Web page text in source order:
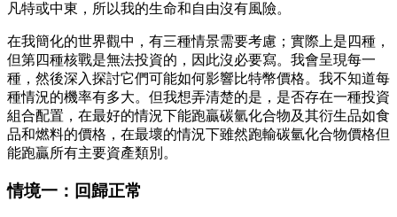
凡特或中東，所以我的生命和自由沒有風險。
在我簡化的世界觀中，有三種情景需要考慮；實際上是四種，
但第四種核戰是無法投資的，因此沒必要寫。我會呈現每一
種，然後深入探討它們可能如何影響比特幣價格。我不知道每
種情況的機率有多大。但我想弄清楚的是，是否存在一種投資
組合配置，在最好的情況下能跑贏碳氫化合物及其衍生品如食
品和燃料的價格，在最壞的情況下雖然跑輸碳氫化合物價格但
能跑贏所有主要資產類別。
情境一：回歸正常